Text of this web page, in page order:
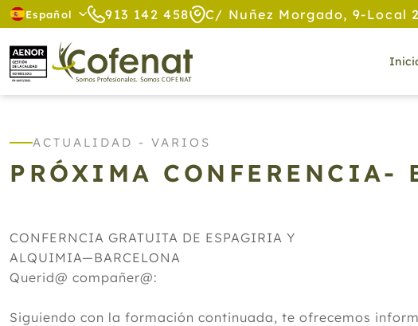
Español 913 142 458 C/ Nuñez Morgado, 9-Local
ACTUALIDAD - VARIOS
PRÓXIMA CONFERENCIA-
CONFERNCIA GRATUITA DE ESPAGIRIA Y
ALQUIMIA—BARCELONA
Querid@ compañer@:
Siguiendo con la formación continuada, te ofrecemos